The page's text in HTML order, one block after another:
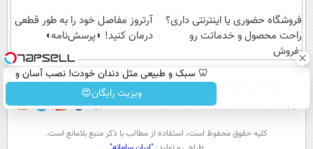
کارمزد!
فروشگاه حضوری یا اینترنتی داری؟
راحت محصول و خدماتت رو
بفروش
آرتروز مفاصل خود را به طور قطعی
درمان کنید! ◗پرسش‌نامه◖
🦷 سبک و طبیعی مثل دندان خودت! نصب آسان و
پرداخت اقساطی 💳 📍 تهران
ویزیت رایگان😍 عصر ایران۲ تماس با ما
آب و هوا اوقات شرعی سواد زندگی
كليه حقوق محفوظ است، استفاده از مطالب با ذكر منبع بلامانع است.